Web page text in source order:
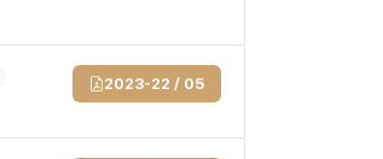
2023-22 / 05